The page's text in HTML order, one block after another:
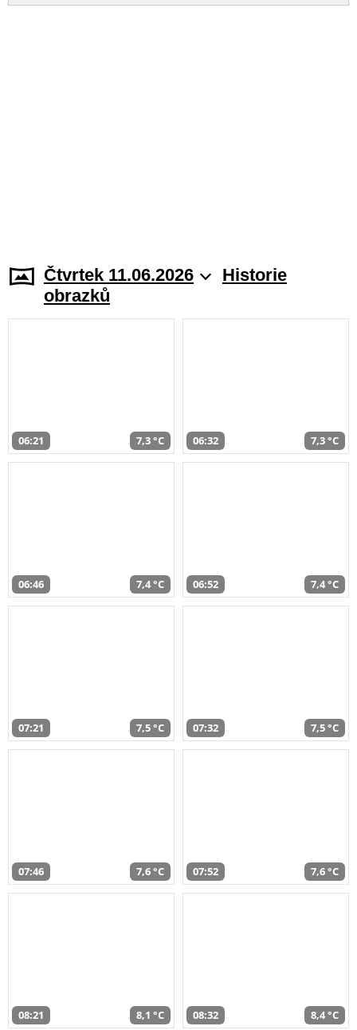
Čtvrtek 11.06.2026
Historie
obrazků
06:21 7,3 °C 06:32 7,3 °C
06:46 7,4 °C 06:52 7,4 °C
07:21 7,5 °C 07:32 7,5 °C
07:46 7,6 °C 07:52 7,6 °C
08:21 8,1 °C 08:32 8,4 °C